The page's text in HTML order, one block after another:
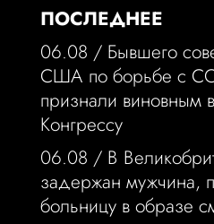
ПОСЛЕДНЕЕ
06.08 / Бывшего
США по борьбе с
признали виновным
Конгрессу
06.08 / В
задержан мужчина,
больницу в образе